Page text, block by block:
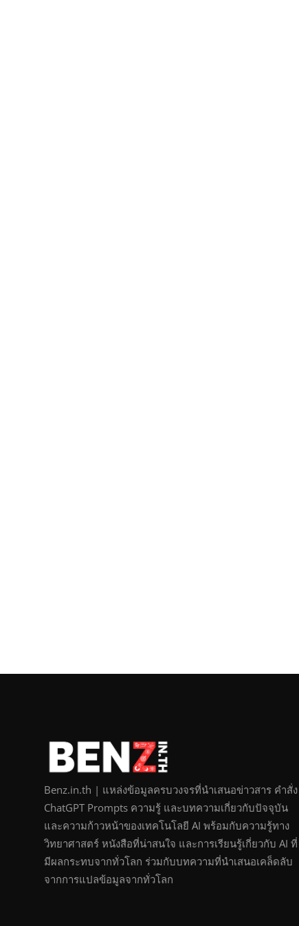
Benz.in.th | แหล่งข้อมูลครบวงจรที่นำเสนอข่าวสาร คำสั่ง
ChatGPT Prompts ความรู้ และบทความเกี่ยวกับปัจจุบัน
และความก้าวหน้าของเทคโนโลยี AI พร้อมกับความรู้ทาง
วิทยาศาสตร์ หนังสือที่น่าสนใจ และการเรียนรู้เกี่ยวกับ AI ที่
มีผลกระทบจากทั่วโลก ร่วมกับบทความที่นำเสนอเคล็ดลับ
จากการแปลข้อมูลจากทั่วโลก